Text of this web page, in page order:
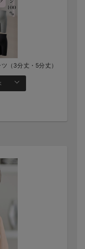
（3分丈・5分丈）